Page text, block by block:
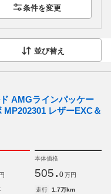
条件を変更
並び替え
AMGラインパッケー
レザーEXC＆
本体価格
505. 0 万円
走行
1.7万km